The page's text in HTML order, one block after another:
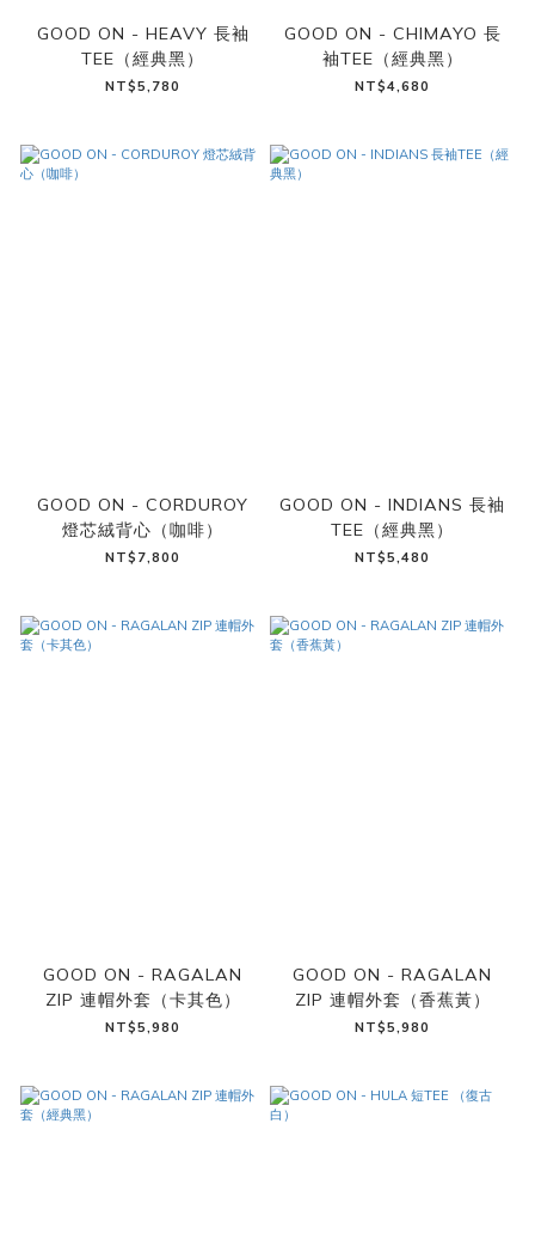
GOOD ON - HEAVY 長袖
TEE（經典黑）
NT$5,780
GOOD ON - CHIMAYO 長
袖TEE（經典黑）
NT$4,680
GOOD ON - CORDUROY
燈芯絨背心（咖啡）
NT$7,800
GOOD ON - INDIANS 長袖
TEE（經典黑）
NT$5,480
GOOD ON - RAGALAN
ZIP 連帽外套（卡其色）
NT$5,980
GOOD ON - RAGALAN
ZIP 連帽外套（香蕉黃）
NT$5,980